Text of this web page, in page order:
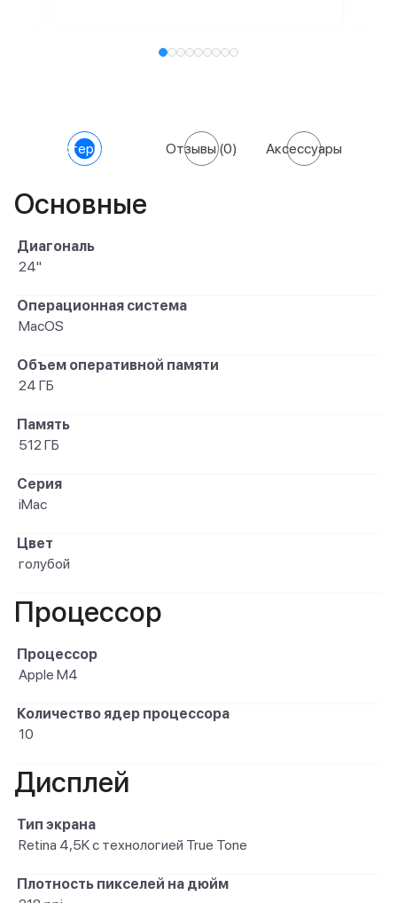
Характеристики Отзывы(0) Аксессуары
Основные
Диагональ
24"
Операционная система
MacOS
Объем оперативной памяти
24 ГБ
Память
512 ГБ
Серия
iMac
Цвет
голубой
Процессор
Процессор
Apple M4
Количество ядер процессора
10
Дисплей
Тип экрана
Retina 4,5K с технологией True Tone
Плотность пикселей на дюйм